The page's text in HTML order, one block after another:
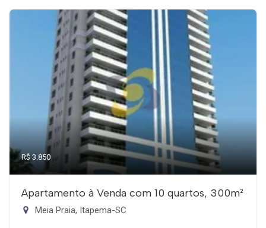
R$ 3.850
Apartamento à Venda com 10 quartos, 300m²
Meia Praia, Itapema-SC